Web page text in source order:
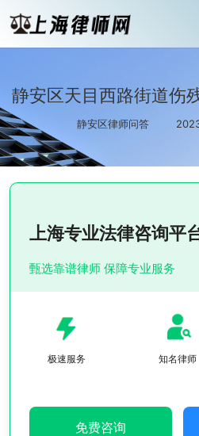
静安区天目西路街道伤
静安区律师问答
上海专业法律咨询平
甄选靠谱律师 保障专业服务
极速服务 知名律师
免费咨询